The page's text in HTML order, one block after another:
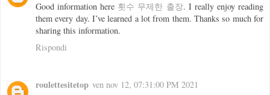
Good information here 횟수 무제한 출장. I really enjoy reading
them every day. I’ve learned a lot from them. Thanks so much for
sharing this information.
Rispondi
roulettesitetop ven nov 12, 07:31:00 PM 2021